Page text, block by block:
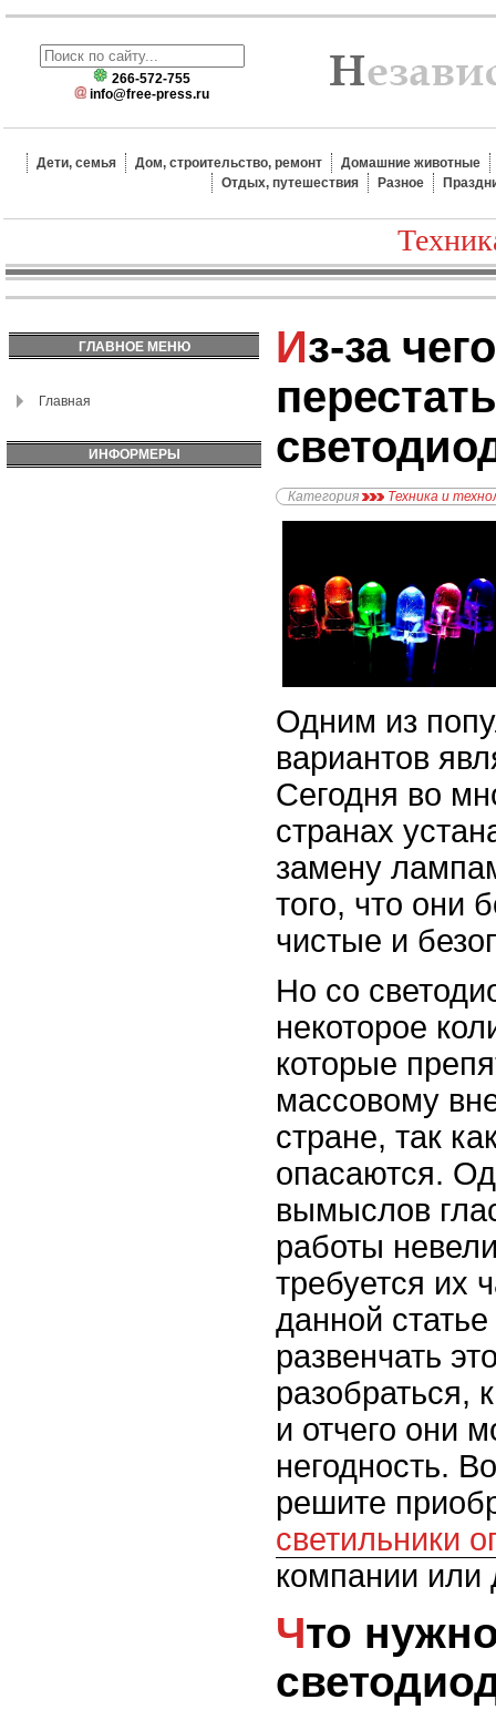
266-572-755
info@free-press.ru
Дети, семья Дом, строительство, ремонт
Домашние животные
Отдых, путешествия
Разное
ГЛАВНОЕ МЕНЮ
Главная
ИНФОРМЕРЫ
Из-за чего могут
Категория Техника и
Одним из
вариантов
Сегодня во
странах
замену
того, что они
чистые и
Но со
некоторое
которые
массовому
стране, так
опасаются.
вымыслов
работы
требуется их
данной
развенчать
разобраться,
и отчего они
негодность.
решите
светильники
компании или
Что нужно знать о